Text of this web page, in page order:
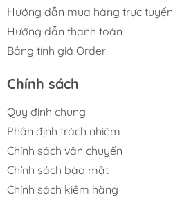
Hướng dẫn mua hàng trực tuyến
Hướng dẫn thanh toán
Bảng tính giá Order
Chính sách
Quy định chung
Phân định trách nhiệm
Chính sách vận chuyển
Chính sách bảo mật
Chính sách kiểm hàng